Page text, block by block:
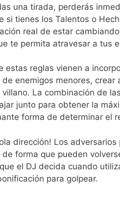
una tirada, perderás
si tienes los Talentos o
real de estar
te permita atravesar a tus
reglas vienen a
enemigos menores, crear
La combinación de
junto para obtener la
forma de determinar el
dirección! Los
forma que pueden
el DJ decida cuando
para golpear.